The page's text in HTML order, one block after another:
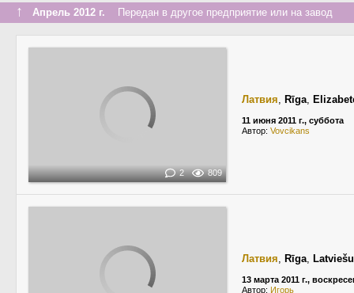
↑ Апрель 2012 г. Передан в другое предприятие или на завод
2 809
Латвия, Rīga,
11 июня 2011 г., суббота
Автор: Vovcikans
Латвия, Rīga,
13 марта 2011 г.,
Автор: Игорь